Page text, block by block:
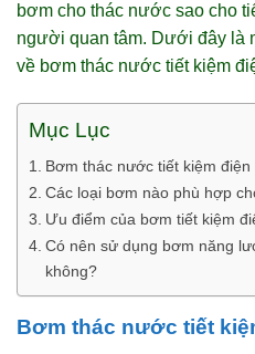
bơm cho thác nước sao cho
người quan tâm. Dưới đây là
về bơm thác nước tiết kiệm
Mục Lục
Bơm thác nước tiết kiệm điện
Các loại bơm nào phù hợp
Ưu điểm của bơm tiết kiệm
Có nên sử dụng bơm năng
không?
Bơm thác nước tiết